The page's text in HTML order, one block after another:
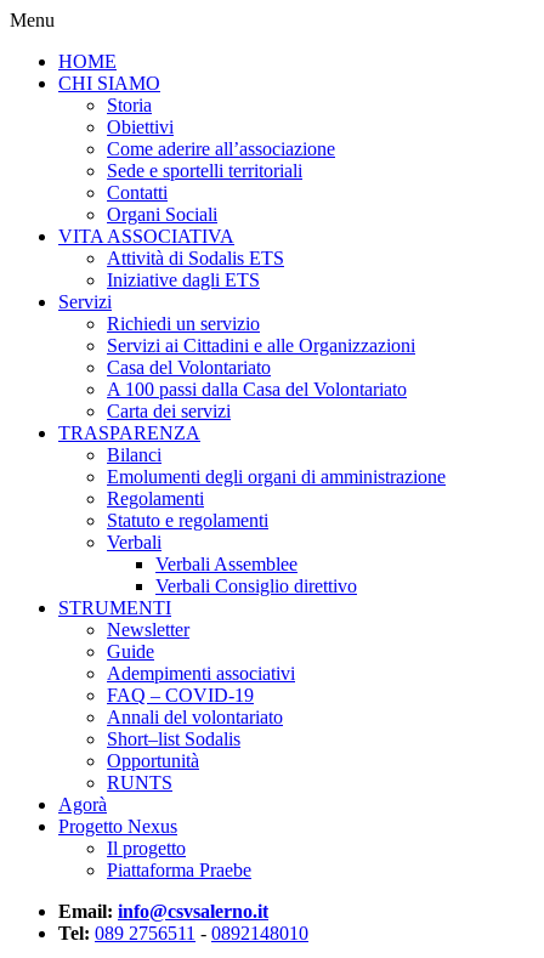
Menu
HOME
CHI SIAMO
Storia
Obiettivi
Come aderire all’associazione
Sede e sportelli territoriali
Contatti
Organi Sociali
VITA ASSOCIATIVA
Attività di Sodalis ETS
Iniziative dagli ETS
Servizi
Richiedi un servizio
Servizi ai Cittadini e alle Organizzazioni
Casa del Volontariato
A 100 passi dalla Casa del Volontariato
Carta dei servizi
TRASPARENZA
Bilanci
Emolumenti degli organi di amministrazione
Regolamenti
Statuto e regolamenti
Verbali
Verbali Assemblee
Verbali Consiglio direttivo
STRUMENTI
Newsletter
Guide
Adempimenti associativi
FAQ – COVID-19
Annali del volontariato
Short–list Sodalis
Opportunità
RUNTS
Agorà
Progetto Nexus
Il progetto
Piattaforma Praebe
Email: info@csvsalerno.it
Tel: 089 2756511 - 0892148010